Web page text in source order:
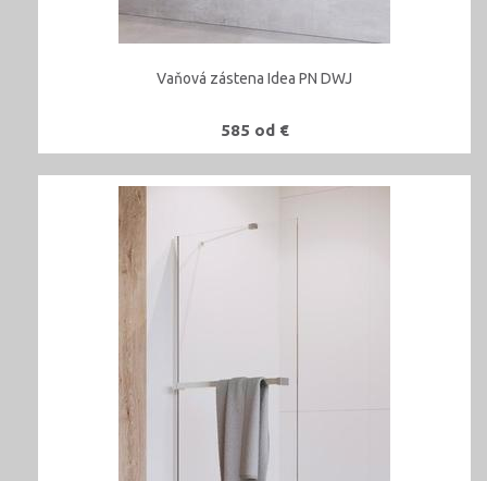
Vaňová zástena Idea PN DWJ
585 od €